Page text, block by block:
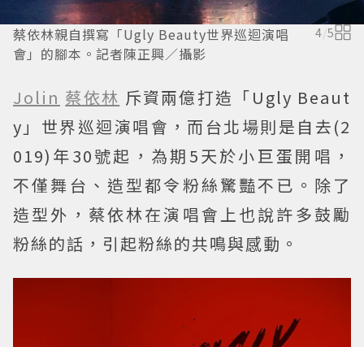
蔡依林親自撰寫「Ugly Beauty世界巡迴演唱
會」的腳本。記者陳正興／攝影
4/5
Jolin 蔡依林 斥資兩億打造「Ugly Beaut
y」世界巡迴演唱會，而台北場則是自去(2
019)年30號起，為期5天於小巨蛋開唱，
不僅舞台、造型都令粉絲驚豔不已。除了
造型外，蔡依林在演唱會上也說許多鼓勵
粉絲的話，引起粉絲的共鳴與感動。